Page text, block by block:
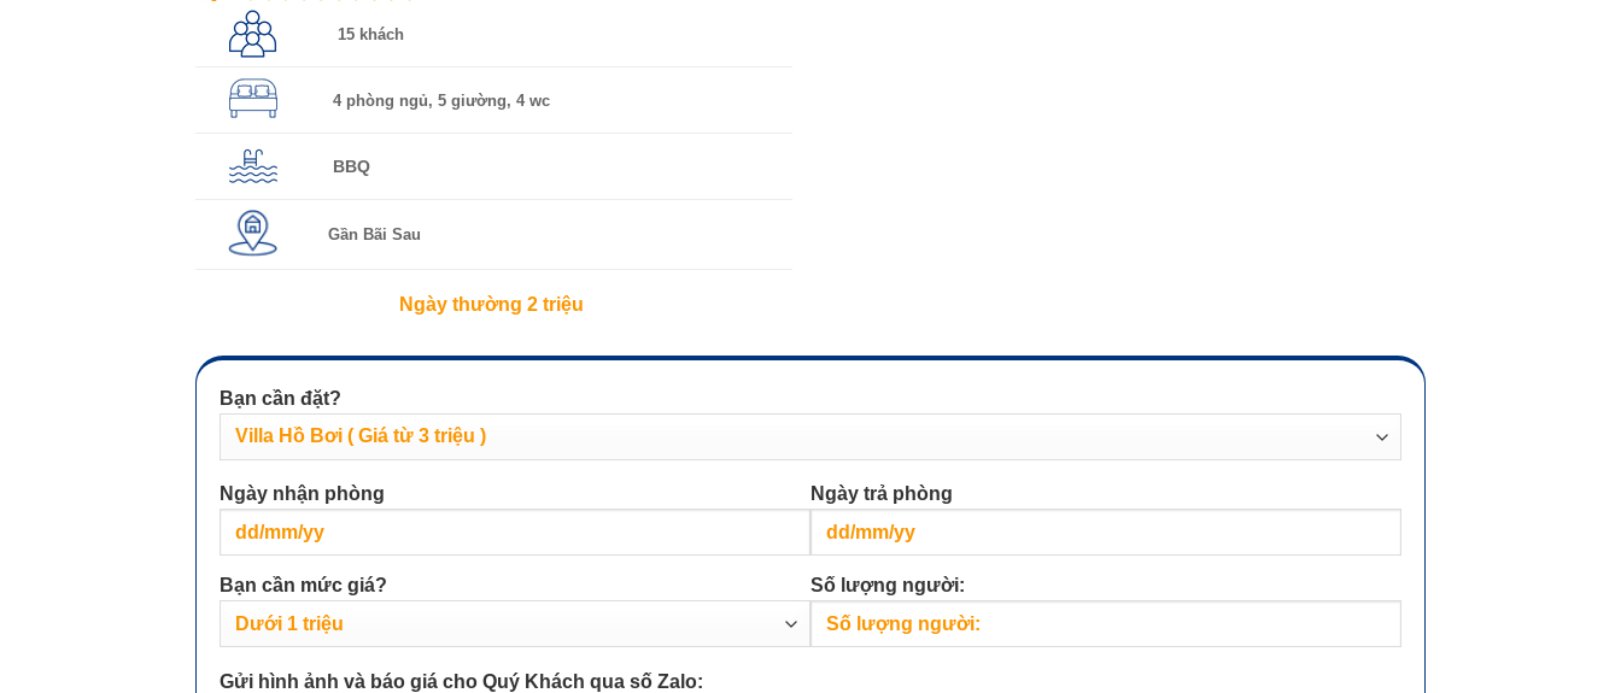
15 khách
4 phòng ngủ, 5 giường, 4 wc
BBQ
Gần Bãi Sau
Ngày thường 2 triệu
Bạn cần đặt?
Ngày nhận phòng Ngày trả phòng
Bạn cần mức giá? Số lượng người:
Gửi hình ảnh và báo giá cho Quý Khách qua số Zalo: